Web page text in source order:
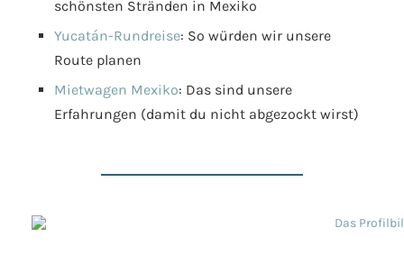
schönsten Stränden in Mexiko
Yucatán-Rundreise: So würden wir unsere
Route planen
Mietwagen Mexiko: Das sind unsere
Erfahrungen (damit du nicht abgezockt wirst)